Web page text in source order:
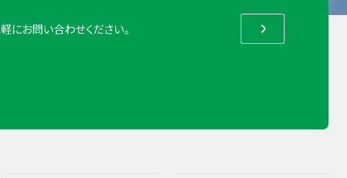
にお問い合わせください。